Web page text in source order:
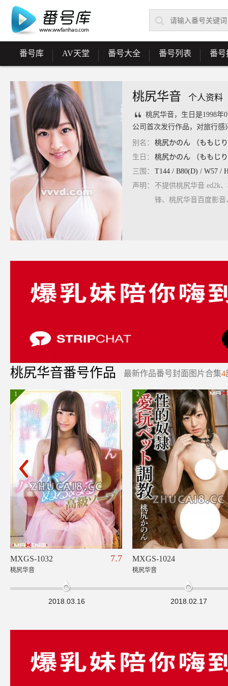
番号库 AV天堂 番号大全 番号列表 番号
桃尻华音 个人资料
桃尻华音，生日是1998年
公司首次发行作品，对旅行感
别名：
桃尻かのん （ももじ
生日：
桃尻かのん （ももじ
三围：
T144 / B80(D) / W57 /
声明：
不提供桃尻华音 ed2k
锋、桃尻华音百度影
桃尻华音番号作品 最新作品番号封面图片合集4
1
MXGS-1032 7.7
桃尻华音
2018.03.16
2
MXGS-1024
桃尻华音
2018.02.17